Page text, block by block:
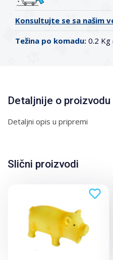
Konsultujte se sa našim
Težina po komadu: 0.2 Kg
Detaljnije o proizvodu
Detaljni opis u pripremi
Slični proizvodi